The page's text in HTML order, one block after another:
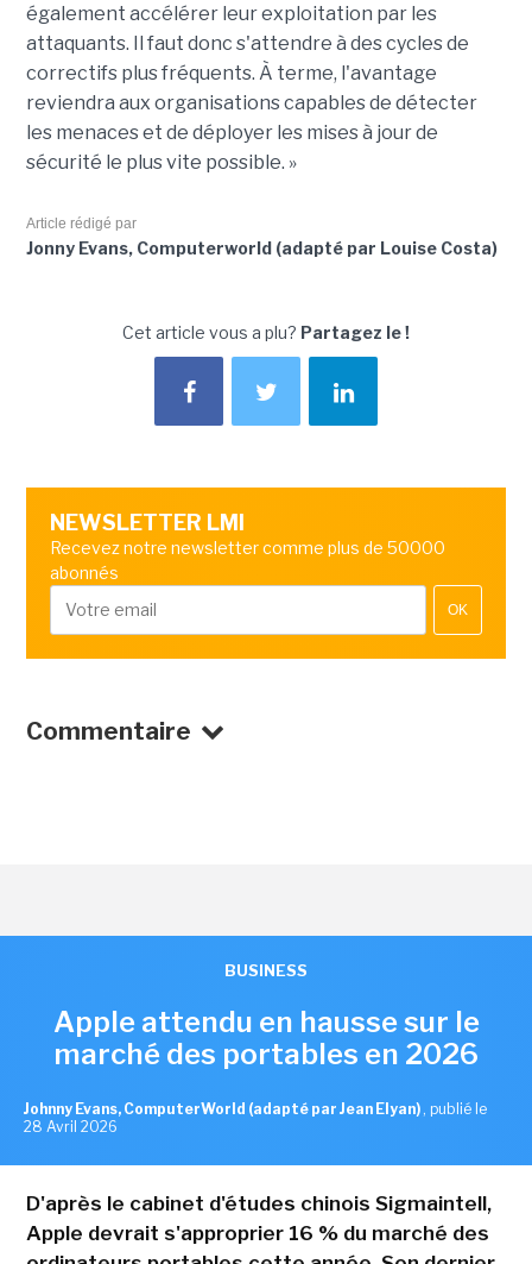
également accélérer leur exploitation par les
attaquants. Il faut donc s'attendre à des cycles de
correctifs plus fréquents. À terme, l'avantage
reviendra aux organisations capables de détecter
les menaces et de déployer les mises à jour de
sécurité le plus vite possible. »
Article rédigé par
Jonny Evans, Computerworld (adapté par Louise Costa)
Cet article vous a plu? Partagez le !
NEWSLETTER LMI
Recevez notre newsletter comme plus de 50000
abonnés
OK
Commentaire
BUSINESS
Apple attendu en hausse sur le
marché des portables en 2026
Johnny Evans, ComputerWorld (adapté par Jean Elyan) , publié le
28 Avril 2026
D'après le cabinet d'études chinois Sigmaintell,
Apple devrait s'approprier 16 % du marché des